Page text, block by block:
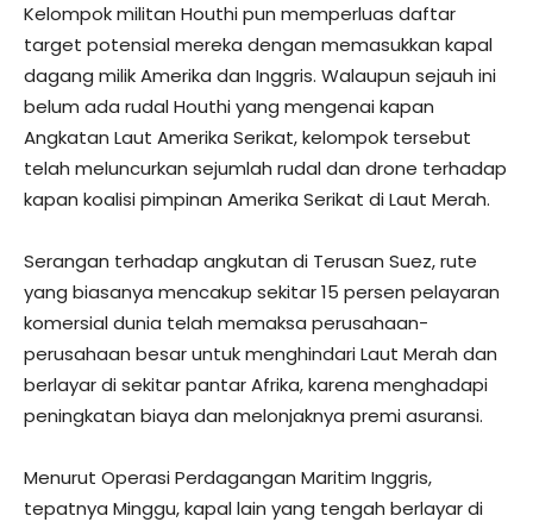
Kelompok militan Houthi pun memperluas daftar
target potensial mereka dengan memasukkan kapal
dagang milik Amerika dan Inggris. Walaupun sejauh ini
belum ada rudal Houthi yang mengenai kapan
Angkatan Laut Amerika Serikat, kelompok tersebut
telah meluncurkan sejumlah rudal dan drone terhadap
kapan koalisi pimpinan Amerika Serikat di Laut Merah.
Serangan terhadap angkutan di Terusan Suez, rute
yang biasanya mencakup sekitar 15 persen pelayaran
komersial dunia telah memaksa perusahaan-
perusahaan besar untuk menghindari Laut Merah dan
berlayar di sekitar pantar Afrika, karena menghadapi
peningkatan biaya dan melonjaknya premi asuransi.
Menurut Operasi Perdagangan Maritim Inggris,
tepatnya Minggu, kapal lain yang tengah berlayar di